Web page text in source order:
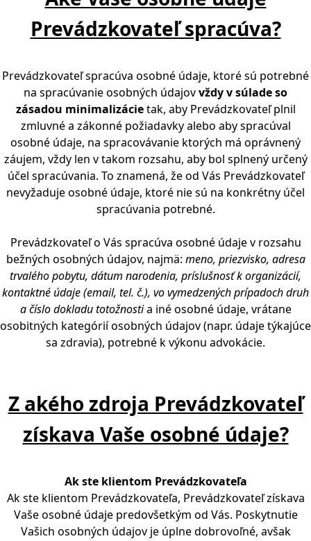
Prevádzkovateľ spracúva?
Prevádzkovateľ spracúva osobné údaje, ktoré sú potrebné
na spracúvanie osobných údajovvždy v súlade so
zásadou minimalizácietak, aby Prevádzkovateľ plnil
zmluvné a zákonné požiadavky alebo aby spracúval
osobné údaje, na spracovávanie ktorých má oprávnený
záujem, vždy len v takom rozsahu, aby bol splnený určený
účel spracúvania. To znamená, že od Vás Prevádzkovateľ
nevyžaduje osobné údaje, ktoré nie sú na konkrétny účel
spracúvania potrebné.
Prevádzkovateľ o Vás spracúva osobné údaje v rozsahu
bežných osobných údajov, najmä: meno, priezvisko, adresa
trvalého pobytu, dátum narodenia, príslušnosť k organizácií,
kontaktné údaje (email, tel. č.), vo vymedzených prípadoch druh
a číslo dokladu totožnostia iné osobné údaje, vrátane
osobitných kategórií osobných údajov (napr. údaje týkajúce
sa zdravia), potrebné k výkonu advokácie.
Z akého zdroja Prevádzkovateľ
získava Vaše osobné údaje?
Ak ste klientom Prevádzkovateľa
Ak ste klientom Prevádzkovateľa, Prevádzkovateľ získava
Vaše osobné údaje predovšetkým od Vás. Poskytnutie
Vašich osobných údajov je úplne dobrovoľné, avšak